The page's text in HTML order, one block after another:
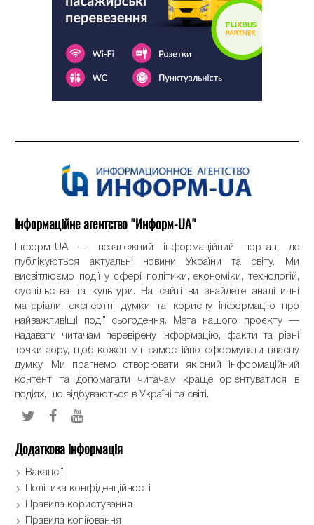
Інформаційне агентство "Информ-UA"
Інформ-UA — незалежний інформаційний портал, де
публікуються актуальні новини України та світу. Ми
висвітлюємо події у сфері політики, економіки, технологій,
суспільства та культури. На сайті ви знайдете аналітичні
матеріали, експертні думки та корисну інформацію про
найважливіші події сьогодення. Мета нашого проєкту —
надавати читачам перевірену інформацію, факти та різні
точки зору, щоб кожен міг самостійно сформувати власну
думку. Ми прагнемо створювати якісний інформаційний
контент та допомагати читачам краще орієнтуватися в
подіях, що відбуваються в Україні та світі.
Додаткова інформація
Вакансії
Політика конфіденційності
Правила користування
Правила копіювання